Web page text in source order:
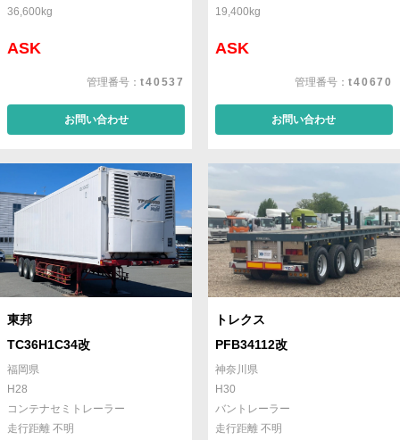
36,600kg
ASK
管理番号：t40537
お問い合わせ
19,400kg
ASK
管理番号：t40670
お問い合わせ
東邦
TC36H1C34改
福岡県
H28
コンテナセミトレーラー
走行距離 不明
トレクス
PFB34112改
神奈川県
H30
バントレーラー
走行距離 不明